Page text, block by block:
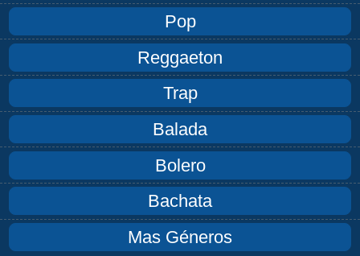
Pop
Reggaeton
Trap
Balada
Bolero
Bachata
Mas Géneros